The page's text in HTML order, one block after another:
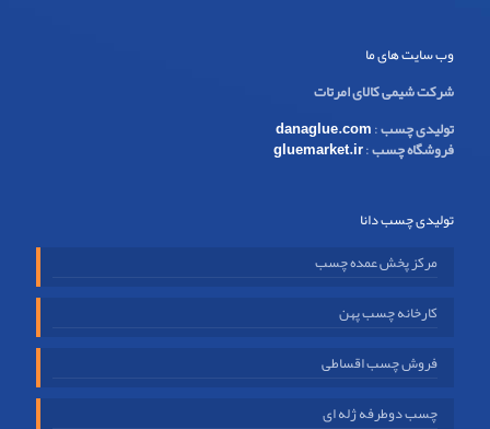
وب سایت های ما
شرکت شیمی کالای امرتات
تولیدی چسب:
danaglue.com
فروشگاه چسب:
gluemarket.ir
تولیدی چسب دانا
مرکز پخش عمده چسب
کارخانه چسب پهن
فروش چسب اقساطی
چسب دوطرفه ژله ای